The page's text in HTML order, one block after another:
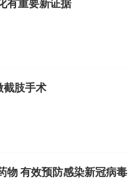
有重要新证据
截肢手术
物 有效预防感染新冠病毒